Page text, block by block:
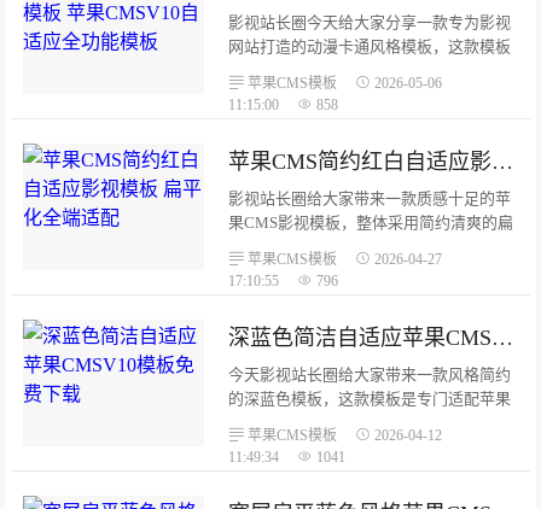
两种亮色作为点缀，赛博朋克风格辨识度
很高。模板完整适配电影、剧集、综艺、
明，视觉冲击力强。...
影视站长圈今天给大家分享一款专为影视
网站打造的动漫卡通风格模板，这款模板
应响应式布局，代码符合HTML5语义化标
速安装使用。...
苹果CMS模板
2026-05-06
11:15:00
858
苹果CMS简约红白自适应影视模板 扁平化全端适配
影视站长圈给大家带来一款质感十足的苹
果CMS影视模板，整体采用简约清爽的扁
页面干净整洁、没有多余花哨装饰，主打
访问，浏览感受都特别舒服。...
苹果CMS模板
2026-04-27
17:10:55
796
深蓝色简洁自适应苹果CMSV10模板免费下载
今天影视站长圈给大家带来一款风格简约
的深蓝色模板，这款模板是专门适配苹果
机端，不管是电脑访问还是手机打开都能
苹果CMS模板
2026-04-12
11:49:34
1041